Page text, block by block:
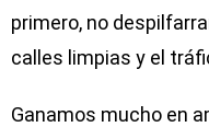
primero, no
calles limpias y el
Ganamos mucho en